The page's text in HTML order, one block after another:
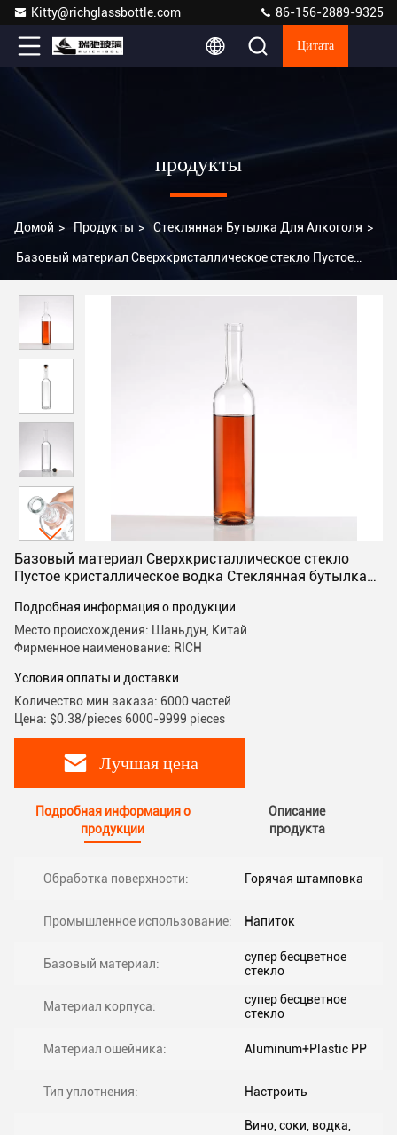
Kitty@richglassbottle.com 86-156-2889-9325
Цитата
продукты
Домой > Продукты > Стеклянная Бутылка Для Алкоголя >
Базовый материал Сверхкристаллическое стекло Пустое
пробкой
Базовый материал Сверхкристаллическое стекло
Пустое кристаллическое водка Стеклянная бутылка
Подробная информация о продукции
Место происхождения: Шаньдун, Китай
Фирменное наименование: RICH
Условия оплаты и доставки
Количество мин заказа: 6000 частей
Цена: $0.38/pieces 6000-9999 pieces
Лучшая цена
Подробная информация о
продукции
Описание
продукта
Обработка поверхности: Горячая штамповка
Промышленное использование: Напиток
Базовый материал:
супер бесцветное
стекло
Материал корпуса:
супер бесцветное
стекло
Материал ошейника: Aluminum+Plastic PP
Тип уплотнения: Настроить
Вино, соки, водка,